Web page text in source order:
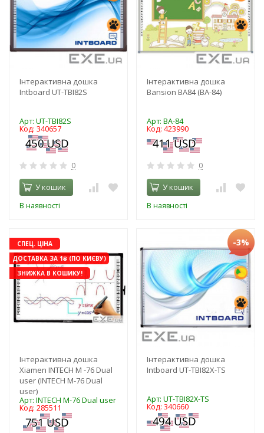
Інтерактивна дошка
Intboard UT-TBI82S
Арт: UT-TBI82S
Код: 340657
0
У кошик
В наявності
Інтерактивна дошка
Bansion BA84 (BA-84)
Арт: BA-84
Код: 423990
0
У кошик
В наявності
СПЕЦ. ЦІНА
ДОСТАВКА ЗА 1₴ (ПО КИЄВУ)
ЗНИЖКА В КОШИКУ!
Інтерактивна дошка
Xiamen INTECH М -76 Dual
user (INTECH М-76 Dual
user)
Арт: INTECH М-76 Dual user
Код: 285511
-3%
Інтерактивна дошка
Intboard UT-TBI82X-TS
Арт: UT-TBI82X-TS
Код: 340660